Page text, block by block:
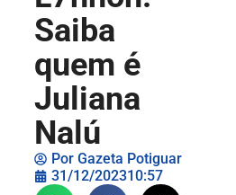
Saiba
quem é
Juliana
Nalú
Por Gazeta Potiguar
31/12/202310:57